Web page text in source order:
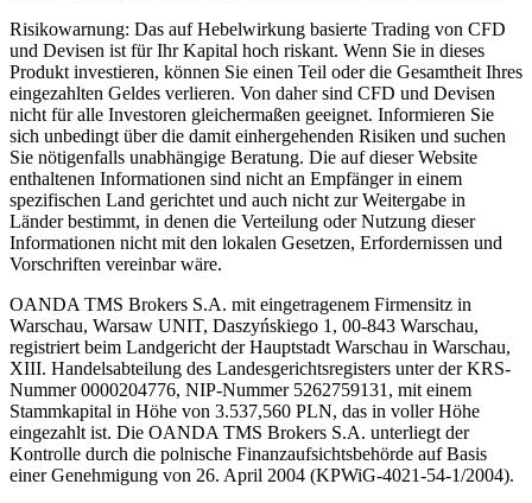
Risikowarnung: Das auf Hebelwirkung basierte Trading von CFD
und Devisen ist für Ihr Kapital hoch riskant. Wenn Sie in dieses
Produkt investieren, können Sie einen Teil oder die Gesamtheit Ihres
eingezahlten Geldes verlieren. Von daher sind CFD und Devisen
nicht für alle Investoren gleichermaßen geeignet. Informieren Sie
sich unbedingt über die damit einhergehenden Risiken und suchen
Sie nötigenfalls unabhängige Beratung. Die auf dieser Website
enthaltenen Informationen sind nicht an Empfänger in einem
spezifischen Land gerichtet und auch nicht zur Weitergabe in
Länder bestimmt, in denen die Verteilung oder Nutzung dieser
Informationen nicht mit den lokalen Gesetzen, Erfordernissen und
Vorschriften vereinbar wäre.
OANDA TMS Brokers S.A. mit eingetragenem Firmensitz in
Warschau, Warsaw UNIT, Daszyńskiego 1, 00-843 Warschau,
registriert beim Landgericht der Hauptstadt Warschau in Warschau,
XIII. Handelsabteilung des Landesgerichtsregisters unter der KRS-
Nummer 0000204776, NIP-Nummer 5262759131, mit einem
Stammkapital in Höhe von 3.537,560 PLN, das in voller Höhe
eingezahlt ist. Die OANDA TMS Brokers S.A. unterliegt der
Kontrolle durch die polnische Finanzaufsichtsbehörde auf Basis
einer Genehmigung von 26. April 2004 (KPWiG-4021-54-1/2004).